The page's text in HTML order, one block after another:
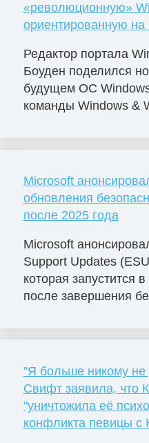
«революционную»
ориентированную
Редактор портала
Боуден поделился
будущем ОС
команды Windows &
Microsoft
обновления
после 2025 года
Microsoft
Support Updates
которая запустится
после завершения
"Я больше никому
Свифт заявила, что
"уничтожила её
конфликта певицы с